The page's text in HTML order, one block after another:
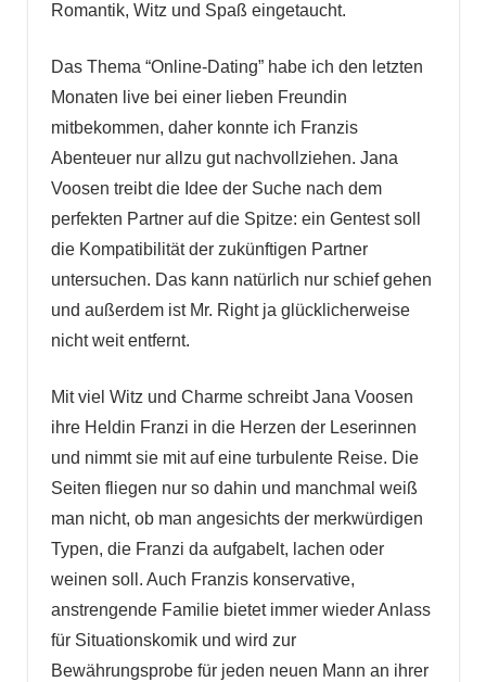
Romantik, Witz und Spaß eingetaucht.
Das Thema “Online-Dating” habe ich den letzten
Monaten live bei einer lieben Freundin
mitbekommen, daher konnte ich Franzis
Abenteuer nur allzu gut nachvollziehen. Jana
Voosen treibt die Idee der Suche nach dem
perfekten Partner auf die Spitze: ein Gentest soll
die Kompatibilität der zukünftigen Partner
untersuchen. Das kann natürlich nur schief gehen
und außerdem ist Mr. Right ja glücklicherweise
nicht weit entfernt.
Mit viel Witz und Charme schreibt Jana Voosen
ihre Heldin Franzi in die Herzen der Leserinnen
und nimmt sie mit auf eine turbulente Reise. Die
Seiten fliegen nur so dahin und manchmal weiß
man nicht, ob man angesichts der merkwürdigen
Typen, die Franzi da aufgabelt, lachen oder
weinen soll. Auch Franzis konservative,
anstrengende Familie bietet immer wieder Anlass
für Situationskomik und wird zur
Bewährungsprobe für jeden neuen Mann an ihrer